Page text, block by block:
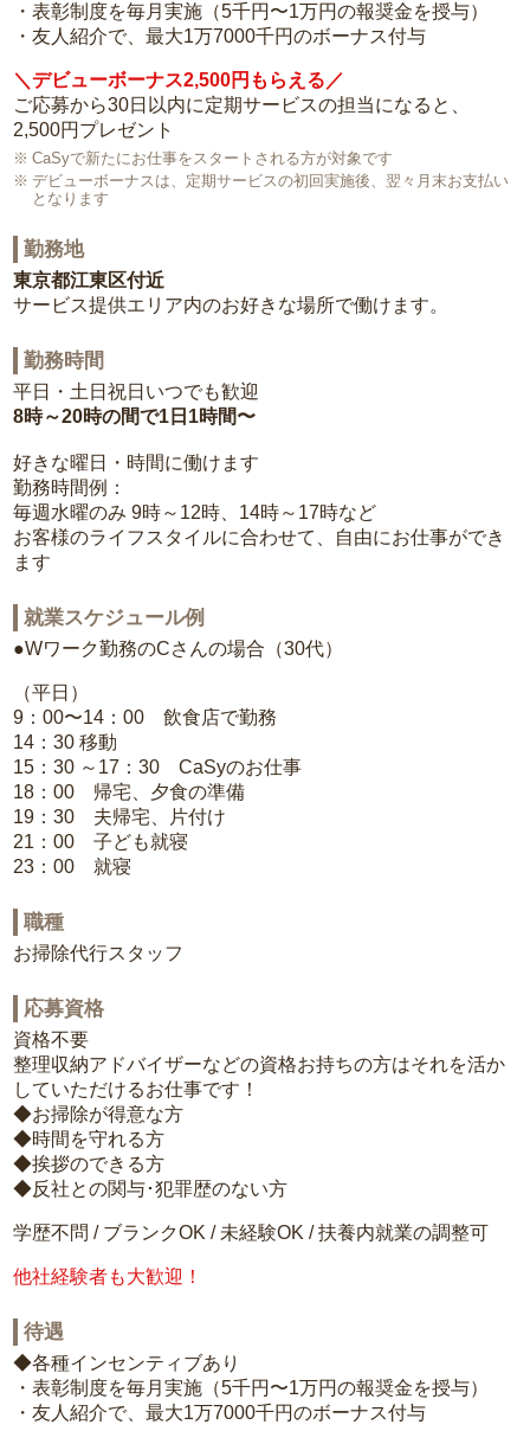
・表彰制度を毎月実施（5千円〜1万円の報奨金を授与）
・友人紹介で、最大1万7000千円のボーナス付与
＼デビューボーナス2,500円もらえる／
ご応募から30日以内に定期サービスの担当になると、
2,500円プレゼント
CaSyで新たにお仕事をスタートされる方が対象です
デビューボーナスは、定期サービスの初回実施後、翌々月末お支払い
となります
勤務地
東京都江東区付近
サービス提供エリア内のお好きな場所で働けます。
勤務時間
平日・土日祝日いつでも歓迎
8時～20時の間で1日1時間〜
好きな曜日・時間に働けます
勤務時間例：
毎週水曜のみ 9時～12時、14時～17時など
お客様のライフスタイルに合わせて、自由にお仕事ができ
ます
就業スケジュール例
●Wワーク勤務のCさんの場合（30代）
（平日）
9：00〜14：00 飲食店で勤務
14：30 移動
15：30 ～17：30 CaSyのお仕事
18：00 帰宅、夕食の準備
19：30 夫帰宅、片付け
21：00 子ども就寝
23：00 就寝
職種
お掃除代行スタッフ
応募資格
資格不要
整理収納アドバイザーなどの資格お持ちの方はそれを活か
していただけるお仕事です！
◆お掃除が得意な方
◆時間を守れる方
◆挨拶のできる方
◆反社との関与･犯罪歴のない方
学歴不問 / ブランクOK / 未経験OK / 扶養内就業の調整可
他社経験者も大歓迎！
待遇
◆各種インセンティブあり
・表彰制度を毎月実施（5千円〜1万円の報奨金を授与）
・友人紹介で、最大1万7000千円のボーナス付与